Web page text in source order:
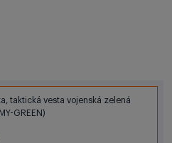
taktická vesta vojenská zelená
GREEN)